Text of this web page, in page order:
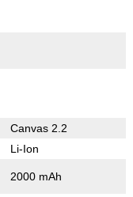
Canvas 2.2
Li-Ion
2000 mAh